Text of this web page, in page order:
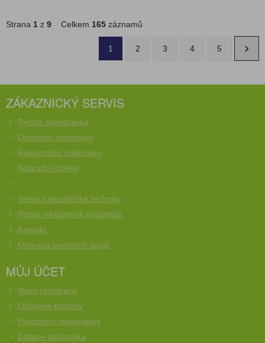
Strana 1 z 9 Celkem 165 záznamů
1 2 3 4 5
ZÁKAZNICKÝ SERVIS
Rychlá objednávka
Obchodní podmínky
Reklamační podmínky
Náhradní plnění
Servis kancelářské techniky
Potisk reklamních předmětů
Kontakt
Ochrana osobních údajů
MŮJ ÚČET
Nová registrace
Oblíbené položky
Předchozí objednávky
Editace zákazníka